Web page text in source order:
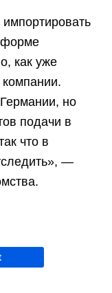
форме
как уже
но
подачи в
что в
—